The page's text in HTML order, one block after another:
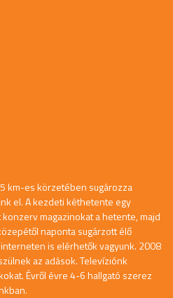
km-es körzetében sugározza
el. A kezdeti kéthetente egy
magazinokat a hetente, majd
naponta sugárzott élő
is elérhetők vagyunk. 2008
az adások. Televíziónk
Évről évre 4-6 hallgató szerez